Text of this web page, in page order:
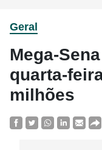
Geral
Mega-
quarta-
milhões